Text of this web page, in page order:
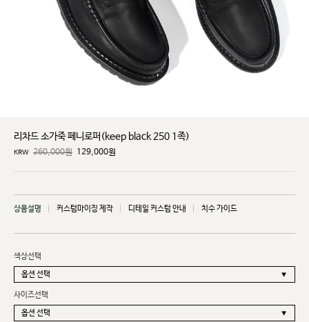
리차드 소가죽 페니로퍼(keep black 250 1족)
KRW 260,000원 129,000원
상품설명 커스텀마이징 제작 디테일 커스텀 안내 치수 가이드
색상선택
사이즈선택